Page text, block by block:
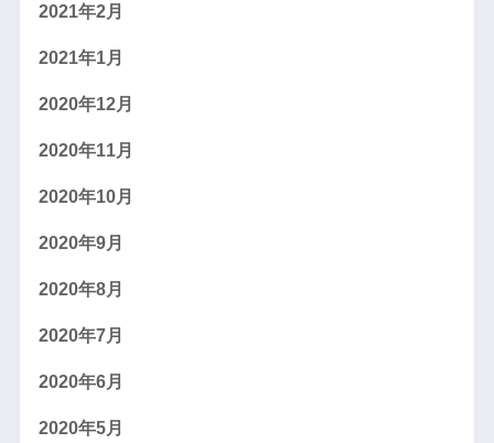
2021年2月
2021年1月
2020年12月
2020年11月
2020年10月
2020年9月
2020年8月
2020年7月
2020年6月
2020年5月